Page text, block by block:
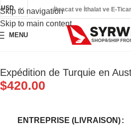
Skip to navigation
Skip to main content
USD İhracat ve İthalat ve E-
MENU
Expédition de Turquie en
$420.00
ENTREPRISE (LIVRAISON)